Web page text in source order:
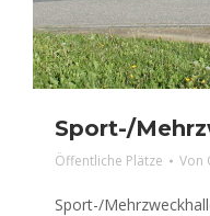
Sport-/
Öffentliche Plätze Von
Sport-/